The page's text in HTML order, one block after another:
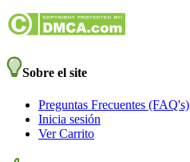
Sobre el site
Preguntas Frecuentes (FAQ's)
Inicia sesión
Ver Carrito